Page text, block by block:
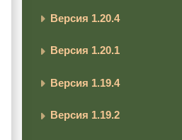
Версия 1.20.4
Версия 1.20.1
Версия 1.19.4
Версия 1.19.2